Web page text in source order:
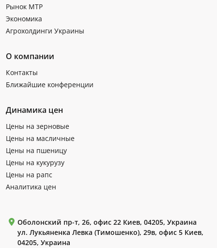
Рынок МТР
Экономика
Агрохолдинги Украины
О компании
Контакты
Ближайшие конференции
Динамика цен
Цены на зерновые
Цены на масличные
Цены на пшеницу
Цены на кукурузу
Цены на рапс
Аналитика цен
Оболонский пр-т, 26, офис 22 Киев, 04205, Украина
ул. Лукьяненка Левка (Тимошенко), 29в, офис 5 Киев,
04205, Украина